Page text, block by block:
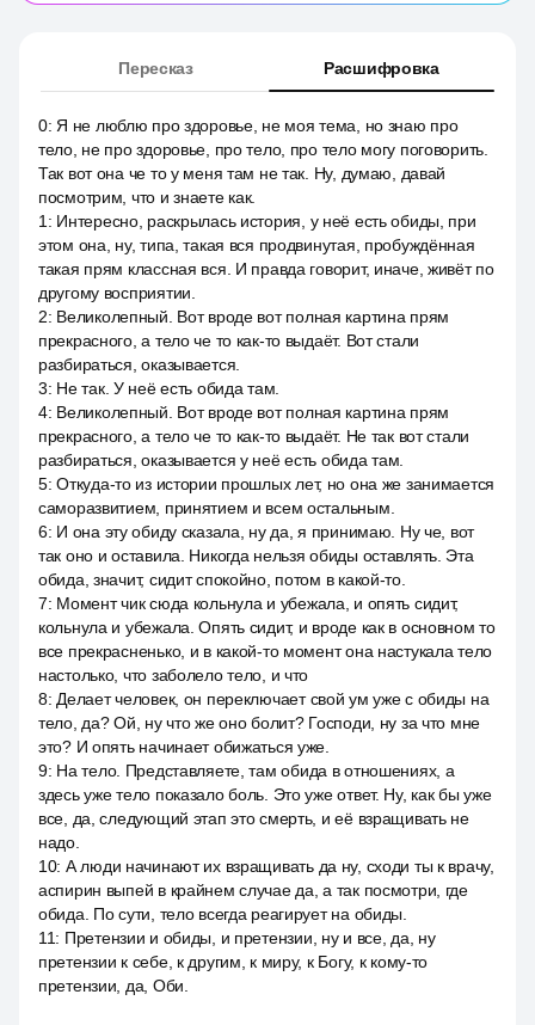
Пересказ Расшифровка
0: Я не люблю про здоровье, не моя тема, но знаю про
тело, не про здоровье, про тело, про тело могу поговорить.
Так вот она че то у меня там не так. Ну, думаю, давай
посмотрим, что и знаете как.
1 : Интересно, раскрылась история, у неё есть обиды, при
этом она, ну, типа, такая вся продвинутая, пробуждённая
такая прям классная вся. И правда говорит, иначе, живёт по
другому восприятии.
2: Великолепный. Вот вроде вот полная картина прям
прекрасного, а тело че то как-то выдаёт. Вот стали
разбираться, оказывается.
3: Не так. У неё есть обида там.
4: Великолепный. Вот вроде вот полная картина прям
прекрасного, а тело че то как-то выдаёт. Не так вот стали
разбираться, оказывается у неё есть обида там.
5:Откуда-то из истории прошлых лет, но она же занимается
саморазвитием, принятием и всем остальным.
6: И она эту обиду сказала, ну да, я принимаю. Ну че, вот
так оно и оставила. Никогда нельзя обиды оставлять. Эта
обида, значит, сидит спокойно, потом в какой-то.
7: Момент чик сюда кольнула и убежала, и опять сидит,
кольнула и убежала. Опять сидит, и вроде как в основном то
все прекрасненько, и в какой-то момент она настукала тело
настолько, что заболело тело, и что
8: Делает человек, он переключает свой ум уже с обиды на
тело, да? Ой, ну что же оно болит? Господи, ну за что мне
это? И опять начинает обижаться уже.
9: На тело. Представляете, там обида в отношениях, а
здесь уже тело показало боль. Это уже ответ. Ну, как бы уже
все, да, следующий этап это смерть, и её взращивать не
надо.
10: А люди начинают их взращивать да ну, сходи ты к врачу,
аспирин выпей в крайнем случае да, а так посмотри, где
обида. По сути, тело всегда реагирует на обиды.
11: Претензии и обиды, и претензии, ну и все, да, ну
претензии к себе, к другим, к миру, к Богу, к кому-то
претензии, да, Оби.